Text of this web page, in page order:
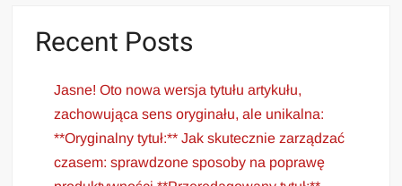
Recent Posts
Jasne! Oto nowa wersja tytułu artykułu,
zachowująca sens oryginału, ale unikalna:
**Oryginalny tytuł:** Jak skutecznie zarządzać
czasem: sprawdzone sposoby na poprawę